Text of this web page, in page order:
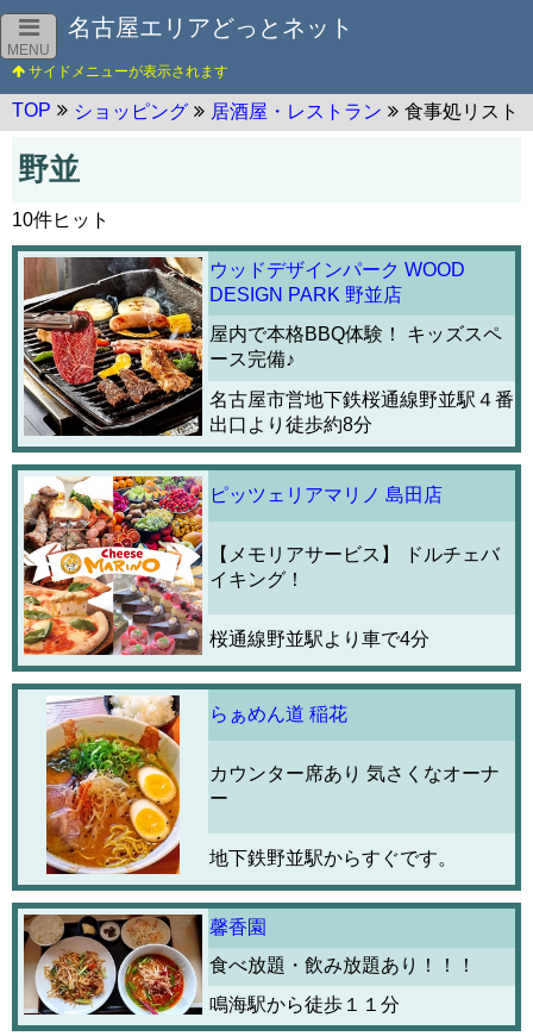
MENU
名古屋エリアどっとネット
TOP ショッピング 居酒屋・レストラン 食事処リスト
野並
10件ヒット
ウッドデザインパーク WOOD
DESIGN PARK 野並店
屋内で本格BBQ体験！ キッズスペ
ース完備♪
名古屋市営地下鉄桜通線野並駅４番
出口より徒歩約8分
ピッツェリアマリノ 島田店
【メモリアサービス】 ドルチェバ
イキング！
桜通線野並駅より車で4分
らぁめん道 稲花
カウンター席あり 気さくなオーナ
ー
地下鉄野並駅からすぐです。
馨香園
食べ放題・飲み放題あり！！！
鳴海駅から徒歩１１分